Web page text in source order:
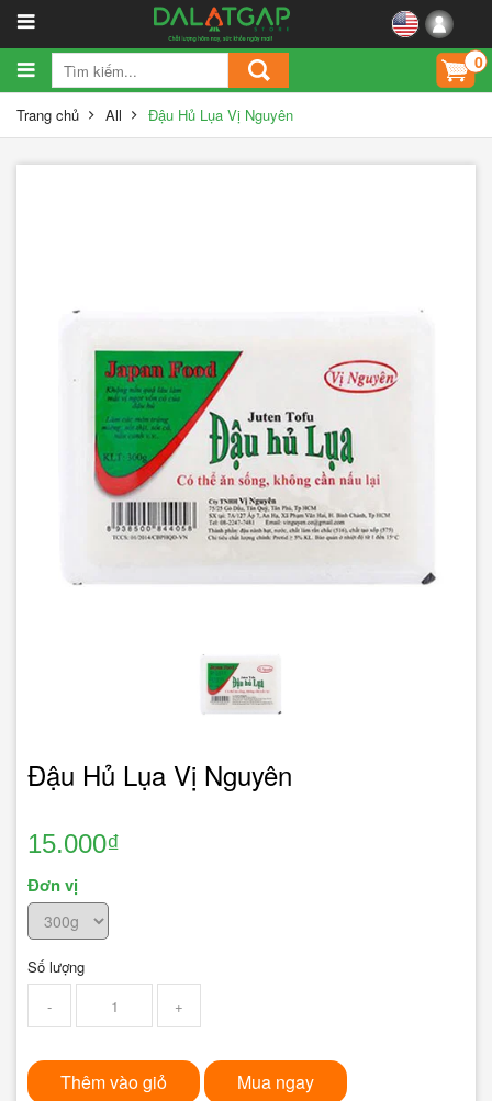
0
Trang chủ All Đậu Hủ Lụa Vị Nguyên
Đậu Hủ Lụa Vị Nguyên
15.000₫
Đơn vị
Số lượng
-
+
Thêm vào giỏ Mua ngay